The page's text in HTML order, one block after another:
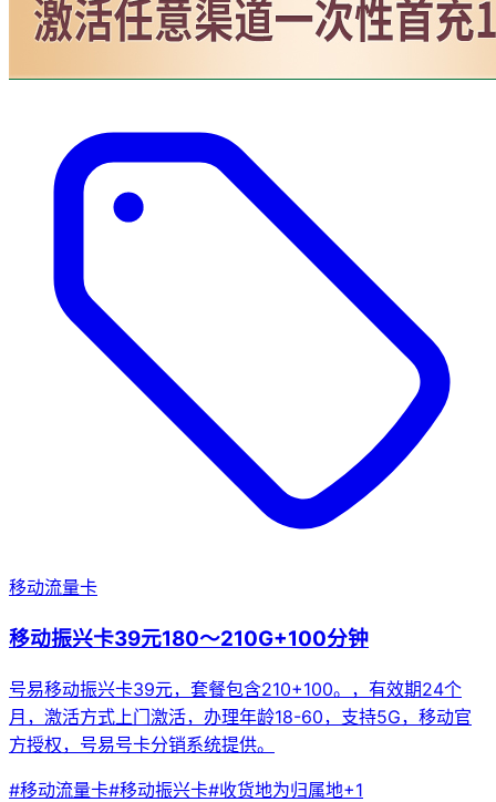
移动流量卡
移动振兴卡39元180～210G+100分钟
号易移动振兴卡39元，套餐包含210+100。，有效期24个
月，激活方式上门激活，办理年龄18-60，支持5G，移动官
方授权，号易号卡分销系统提供。
#移动流量卡#移动振兴卡#收货地为归属地+1